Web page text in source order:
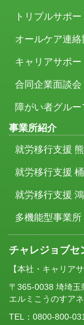
トリプルサポー
オールケア連絡
キャリアサポ
合同企業面談会
障がい者グル
事業所紹介
就労移行支援
就労移行支援
就労移行支援
多機能型事業所
チャレジョブセ
【本社・キャリア
〒365-0038 埼埼玉
エルミこうのすア
TEL： 0800-800-